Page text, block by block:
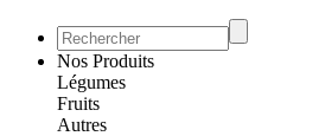
Nos Produits
Légumes
Fruits
Autres